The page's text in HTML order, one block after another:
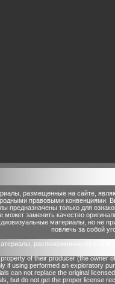
размещенные на сайте,
правовыми конвенциями.
предназначены только для
может заменить качество
материалы, но не
повлечь за собой
расположенные на сайте
of their producer (the owner
if using performed an exploratory
can not replace the original
but do not get the proper license